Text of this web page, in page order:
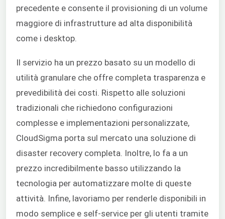
precedente e consente il provisioning di un volume
maggiore di infrastrutture ad alta disponibilità
come i desktop.
Il servizio ha un prezzo basato su un modello di
utilità granulare che offre completa trasparenza e
prevedibilità dei costi. Rispetto alle soluzioni
tradizionali che richiedono configurazioni
complesse e implementazioni personalizzate,
CloudSigma porta sul mercato una soluzione di
disaster recovery completa. Inoltre, lo fa a un
prezzo incredibilmente basso utilizzando la
tecnologia per automatizzare molte di queste
attività. Infine, lavoriamo per renderle disponibili in
modo semplice e self-service per gli utenti tramite